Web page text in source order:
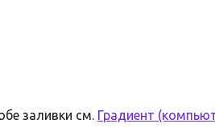
заливки см. Градиент